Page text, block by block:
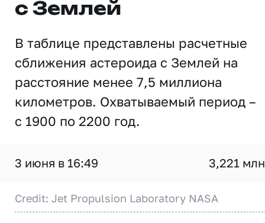
с Землей
В таблице представлены расчетные
сближения астероида с Землей на
расстояние менее 7,5 миллиона
километров. Охватываемый период –
с 1900 по 2200 год.
3 июня в 16:49 3,221
Credit: Jet Propulsion Laboratory NASA